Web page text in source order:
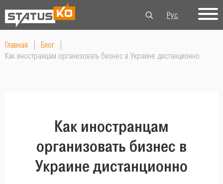
Рус
Укр
Главная Блог
Как иностранцам организовать бизнес в Украине дистанционно
Как иностранцам
организовать бизнес в
Украине дистанционно